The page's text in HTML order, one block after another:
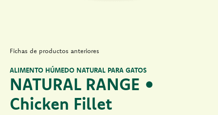
Fichas de productos anteriores
NATURAL RANGE •
Chicken Fillet
ALIMENTO HÚMEDO NATURAL PARA GATOS